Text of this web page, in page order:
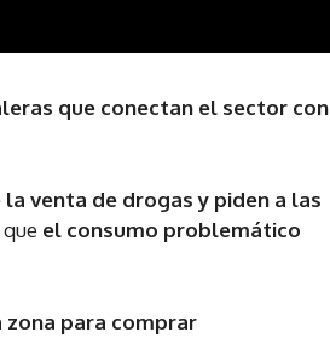
que conectan el sector con
venta de drogas y piden a las
el consumo problemático
para comprar